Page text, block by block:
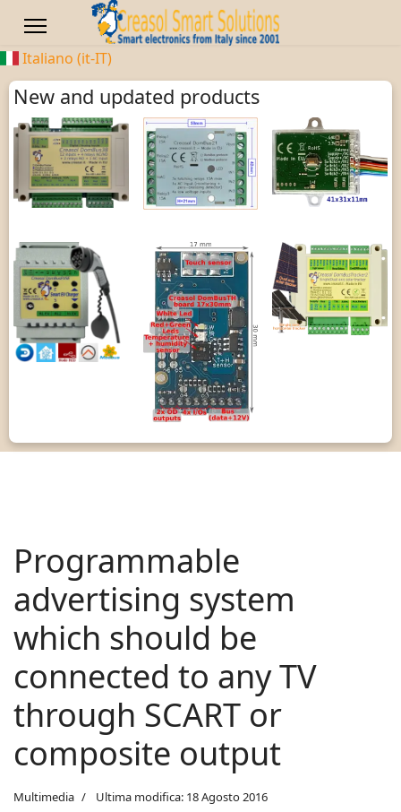
Italiano (it-IT)
New and updated products
Programmable
advertising system
which should be
connected to any TV
through SCART or
composite output
Multimedia Ultima modifica: 18 Agosto 2016